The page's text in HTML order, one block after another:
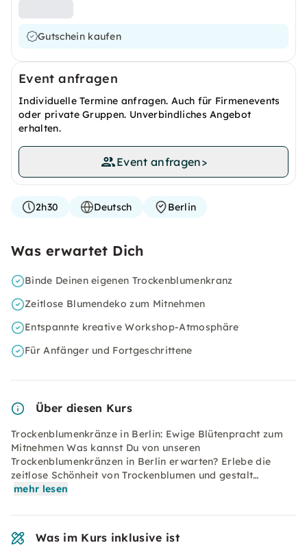
Gutschein kaufen
Event anfragen
Individuelle Termine anfragen. Auch für Firmenevents
oder private Gruppen. Unverbindliches Angebot
erhalten.
Event anfragen>
2h30 Deutsch Berlin
Was erwartet Dich
Binde Deinen eigenen Trockenblumenkranz
Zeitlose Blumendeko zum Mitnehmen
Entspannte kreative Workshop-Atmosphäre
Für Anfänger und Fortgeschrittene
Über diesen Kurs
Trockenblumenkränze in Berlin: Ewige Blütenpracht zum
Mitnehmen Was kannst Du von unseren
Trockenblumenkränzen in Berlin erwarten? Erlebe die
zeitlose Schönheit von Trockenblumen und gestalt…
mehr lesen
Was im Kurs inklusive ist